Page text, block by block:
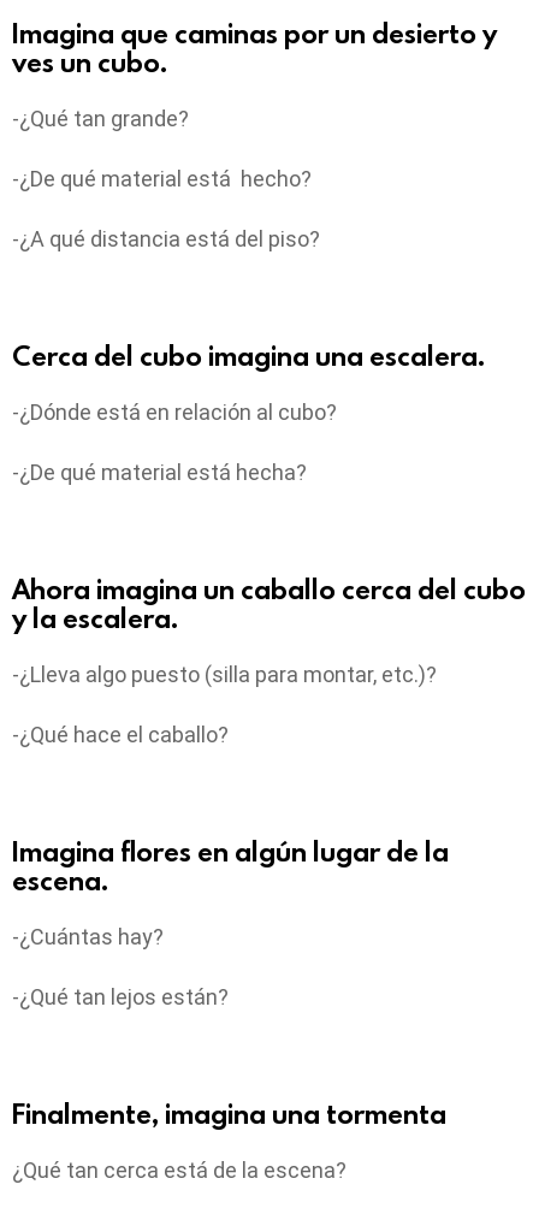
Imagina que caminas por un desierto y
ves un cubo.
-¿Qué tan grande?
-¿De qué material está hecho?
-¿A qué distancia está del piso?
Cerca del cubo imagina una escalera.
-¿Dónde está en relación al cubo?
-¿De qué material está hecha?
Ahora imagina un caballo cerca del cubo
y la escalera.
-¿Lleva algo puesto (silla para montar, etc.)?
-¿Qué hace el caballo?
Imagina flores en algún lugar de la
escena.
-¿Cuántas hay?
-¿Qué tan lejos están?
Finalmente, imagina una tormenta
¿Qué tan cerca está de la escena?